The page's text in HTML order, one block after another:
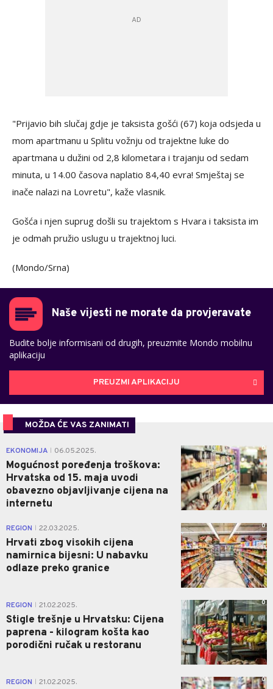
"Prijavio bih slučaj gdje je taksista gošći (67) koja odsjeda u
mom apartmanu u Splitu vožnju od trajektne luke do
apartmana u dužini od 2,8 kilometara i trajanju od sedam
minuta, u 14.00 časova naplatio 84,40 evra! Smještaj se
inače nalazi na Lovretu", kaže vlasnik.
Gošća i njen suprug došli su trajektom s Hvara i taksista im
je odmah pružio uslugu u trajektnoj luci.
(Mondo/Srna)
Naše vijesti ne morate da provjeravate
Budite bolje informisani od drugih, preuzmite Mondo mobilnu
aplikaciju
PREUZMI APLIKACIJU
MOŽDA ĆE VAS ZANIMATI
EKONOMIJA 06.05.2025.
Mogućnost poređenja troškova:
Hrvatska od 15. maja uvodi
obavezno objavljivanje cijena na
internetu
0
REGION 22.03.2025.
Hrvati zbog visokih cijena
namirnica bijesni: U nabavku
odlaze preko granice
0
REGION 21.02.2025.
Stigle trešnje u Hrvatsku: Cijena
paprena - kilogram košta kao
porodični ručak u restoranu
0
REGION 21.02.2025. 0